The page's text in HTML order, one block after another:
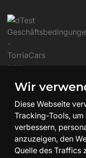
Wir
Diese Webseite
Tracking-Tools,
verbessern,
anzuzeigen, den
Quelle des Traffics